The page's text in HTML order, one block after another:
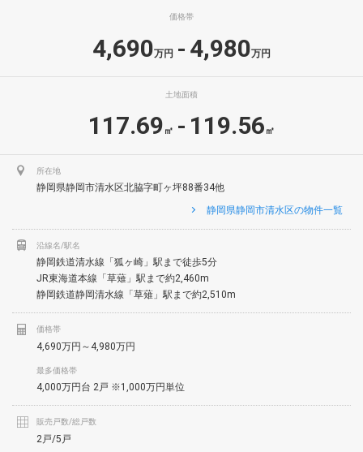
価格帯
4,690万円 - 4,980万円
土地面積
117.69 ㎡ - 119.56 ㎡
所在地
静岡県静岡市清水区北脇字町ヶ坪88番34他
静岡県静岡市清水区の物件一覧
沿線名/駅名
静岡鉄道清水線「狐ヶ崎」駅まで徒歩5分
JR東海道本線「草薙」駅まで約2,460m
静岡鉄道静岡清水線「草薙」駅まで約2,510m
価格帯
4,690万円～4,980万円
最多価格帯
4,000万円台 2戸 ※1,000万円単位
販売戸数/総戸数
2戸/5戸